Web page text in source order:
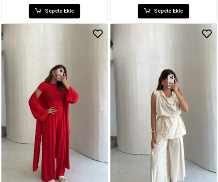
Sepete Ekle Sepete Ekle